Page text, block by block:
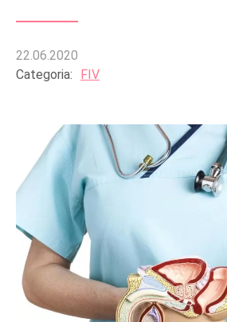
22.06.2020
Categoria:
FIV